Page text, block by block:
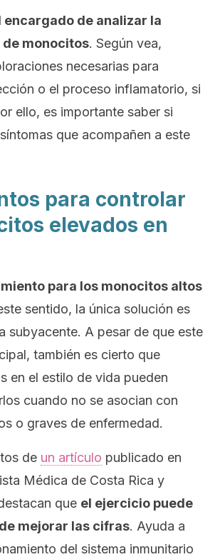
encargado de analizar la
monocitos. Según vea,
necesarias para
o el proceso inflamatorio, si
ello, es importante saber si
que acompañen a este
para controlar
elevados en
para los monocitos altos
sentido, la única solución es
subyacente. A pesar de que este
también es cierto que
en el estilo de vida pueden
cuando no se asocian con
o graves de enfermedad.
de un artículo publicado en
Médica de Costa Rica y
que el ejercicio puede
mejorar las cifras. Ayuda a
del sistema inmunitario